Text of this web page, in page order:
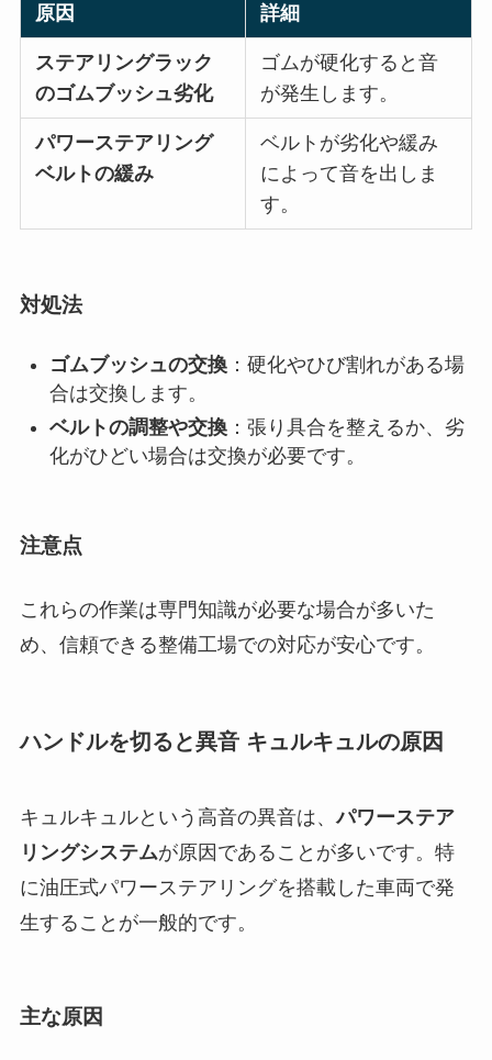
原因 詳細
ステアリングラック
のゴムブッシュ劣化
ゴムが硬化すると音
が発生します。
パワーステアリング
ベルトの緩み
ベルトが劣化や緩み
によって音を出しま
す。
対処法
ゴムブッシュの交換：硬化やひび割れがある場
合は交換します。
ベルトの調整や交換：張り具合を整えるか、劣
化がひどい場合は交換が必要です。
注意点
これらの作業は専門知識が必要な場合が多いた
め、信頼できる整備工場での対応が安心です。
ハンドルを切ると異音 キュルキュルの原因
キュルキュルという高音の異音は、パワーステア
リングシステムが原因であることが多いです。特
に油圧式パワーステアリングを搭載した車両で発
生することが一般的です。
主な原因